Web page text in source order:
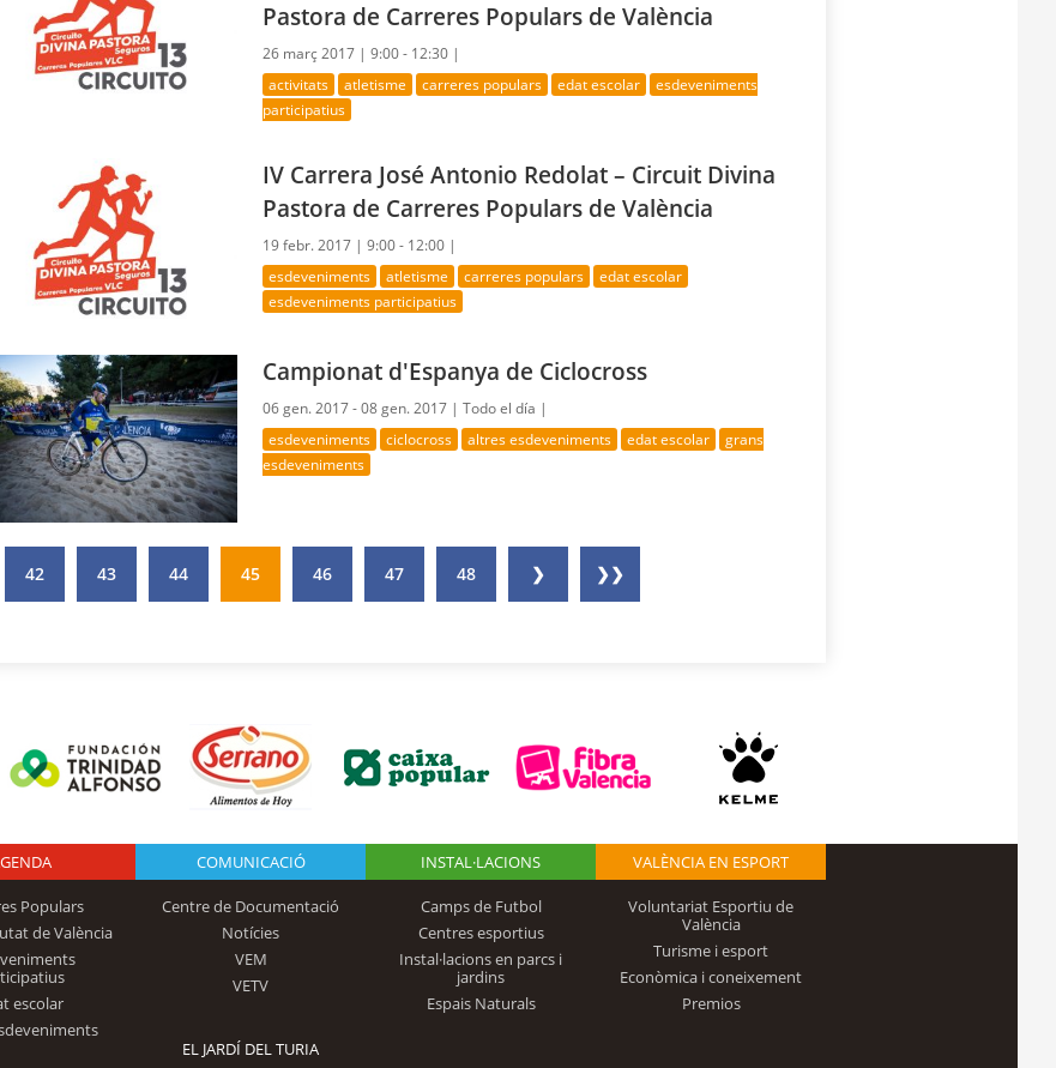
Pastora de Carreres Populars de València
26 març 2017 |9:00 - 12:30 |
activitats atletisme carreres populars edat escolar
esdeveniments
participatius
IV Carrera José Antonio Redolat – Circuit Divina
Pastora de Carreres Populars de València
19 febr. 2017 |9:00 - 12:00 |
esdeveniments atletisme carreres populars
edat escolar
esdeveniments participatius
Campionat d'Espanya de Ciclocross
06 gen. 2017 - 08 gen. 2017 |Todo el día |
esdeveniments ciclocross altres esdeveniments edat escolar
grans
esdeveniments
42 43 44 45 46 47 48 ❯ ❯❯
Logo Fundación
Trinidad Alfonso
Populars
de València
escolar
COMUNICACIÓ
Centre de Documentació
Notícies
VEM
VETV
INSTAL·LACIONS
Camps de Futbol
Centres esportius
Instal·lacions en parcs i
jardins
Espais Naturals
VALÈNCIA EN ESPORT
Voluntariat Esportiu de
València
Turisme i esport
Econòmica i coneixement
Premios
EL JARDÍ DEL TURIA